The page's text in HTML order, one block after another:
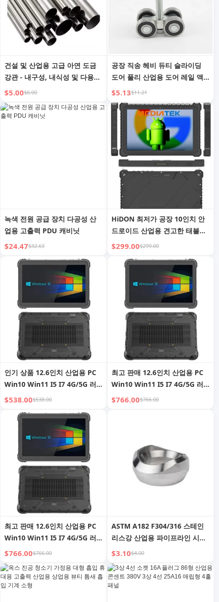
건설 및 산업용 고급 아연 도금
강관 - 내구성, 내식성 및 다용도
성
$5.00$6.00
공장 직송 헤비 듀티 슬라이딩
도어 풀리 산업용 도어 레일 액
세서리 접이식 도어 푸시-풀 도
어 행잉 레일 스틸 풀리
$5.13$11.21
녹색 전원 공급 장치 다공성 산
업용 고출력 PDU 캐비닛
$24.47$32.63
HiDON 최저가 공장 10인치 안
드로이드 산업용 견고한 태블릿
RJ45 NFC 바코드 차량용 충전기
$299.00$299.00
인기 상품 12.6인치 산업용 PC
Win10 Win11 I5 I7 4G/5G 러
기드 태블릿 NFC 2D 바코드
릿 PC
$538.00$538.00
최고 판매 12.6인치 산업용 PC
Win10 Win11 I5 I7 4G/5G 러
기드 태블릿 (NFC 2D 바코드
$766.00$766.00
최고 판매 12.6인치 산업용 PC
Win10 Win11 I5 I7 4G/5G 러
기드 태블릿 (NFC 2D 바코드
RFID & 지문 포함), 러기드 태블
릿 PC
$766.00$766.00
ASTM A182 F304/316 스테인
리스강 산업용 파이프라인 시스
템용 나사산 연결구
$3.10$4.00